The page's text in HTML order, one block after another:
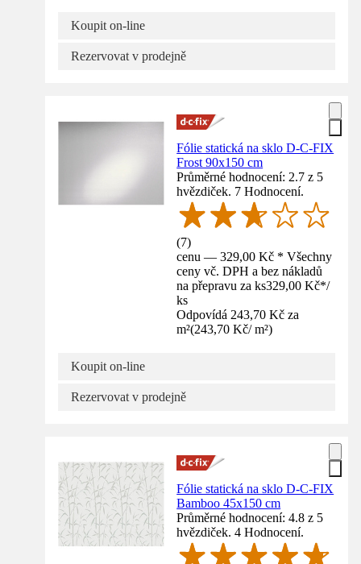
Koupit on-line
Rezervovat v prodejně
Fólie statická na sklo D-C-FIX
Frost 90x150 cm
Průměrné hodnocení: 2.7 z 5
hvězdiček. 7 Hodnocení.
(7)
cenu — 329,00 Kč * Všechny
ceny vč. DPH a bez nákladů
na přepravu za ks329,00 Kč*/
ks
Odpovídá 243,70 Kč za
m²(243,70 Kč/ m²)
Koupit on-line
Rezervovat v prodejně
Fólie statická na sklo D-C-FIX
Bamboo 45x150 cm
Průměrné hodnocení: 4.8 z 5
hvězdiček. 4 Hodnocení.